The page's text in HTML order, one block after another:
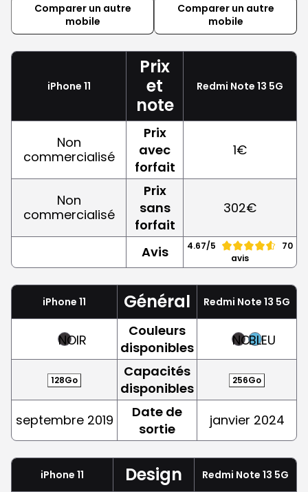
Comparer un autre
mobile
Comparer un autre
mobile
iPhone 11
Prix
et
note
Redmi Note 13 5G
Non
commercialisé
Prix
avec
forfait
1€
Non
commercialisé
Prix
sans
forfait
302€
Avis 4.67/5
70
avis
iPhone 11 Général Redmi Note 13 5G
NOIR
Couleurs
disponibles
NOIRBLEU
128Go
Capacités
disponibles
256Go
septembre 2019
Date de
sortie
janvier 2024
iPhone 11 Design Redmi Note 13 5G